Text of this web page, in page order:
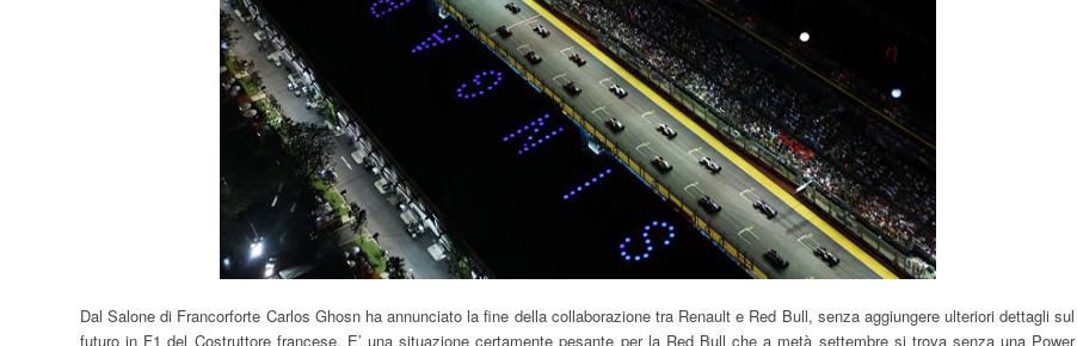
Dal Salone di Francorforte Carlos Ghosn ha annunciato la fine della collaborazione tra Renault e Red Bull, senza aggiungere ulteriori dettagli sul
futuro in F1 del Costruttore francese. E’ una situazione certamente pesante per la Red Bull che a metà settembre si trova senza una Power